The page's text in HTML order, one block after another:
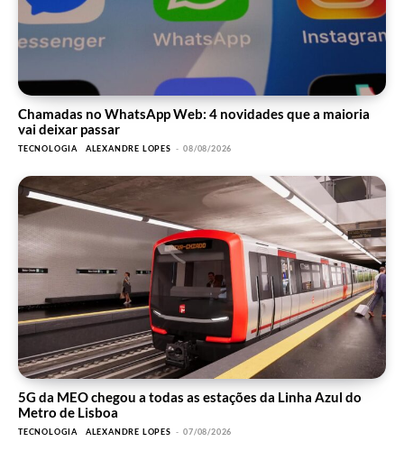
Chamadas no WhatsApp Web: 4 novidades que a maioria
vai deixar passar
TECNOLOGIA ALEXANDRE LOPES - 08/08/2026
5G da MEO chegou a todas as estações da Linha Azul do
Metro de Lisboa
TECNOLOGIA ALEXANDRE LOPES - 07/08/2026